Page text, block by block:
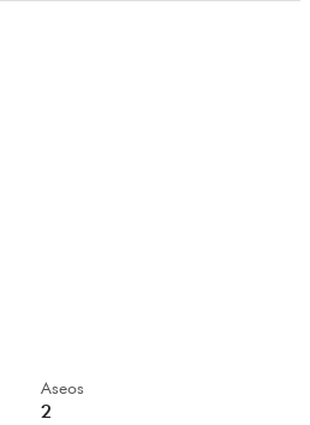
Aseos
2